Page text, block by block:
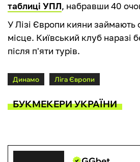
таблиці УПЛ, набравши 40
У Лізі Європи кияни займають
місце. Київський клуб наразі
після п'яти турів.
Динамо Ліга Європи
БУКМЕКЕРИ УКРАЇНИ